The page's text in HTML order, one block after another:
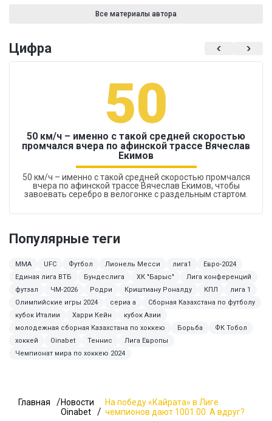
Все материалы автора
Цифра
50
50 км/ч – именно с такой средней скоростью
промчался вчера по афинской трассе Вячеслав
Екимов
50 км/ч – именно с такой средней скоростью промчался
вчера по афинской трассе Вячеслав Екимов, чтобы
завоевать серебро в велогонке с раздельным стартом.
Популярные теги
ММА UFC Футбол Лионель Месси лига1
Евро-2024
Единая лига ВТБ
Бундеслига ХК "Барыс"
Лига конференций
футзал
ЧМ-2026 Родри Криштиану Роналду КПЛ
лига 1
Олимпийские игры 2024
сериа а
Сборная Казахстана по футболу
кубок Италии
Харри Кейн
кубок Азии
молодежная сборная Казахстана по хоккею
Борьба
ФК Тобол
хоккей
Oinabet Теннис
Лига Европы
Чемпионат мира по хоккею 2024
Главная
Новости
Oinabet
На победу «Кайрата» в Лиге
чемпионов дают 1001.00. А вдруг?